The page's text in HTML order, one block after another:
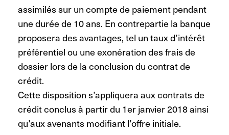
assimilés sur un compte de paiement pendant
une durée de 10 ans. En contrepartie la banque
proposera des avantages, tel un taux d’intérêt
préférentiel ou une exonération des frais de
dossier lors de la conclusion du contrat de
crédit.
Cette disposition s’appliquera aux contrats de
crédit conclus à partir du 1er janvier 2018 ainsi
qu’aux avenants modifiant l’offre initiale.